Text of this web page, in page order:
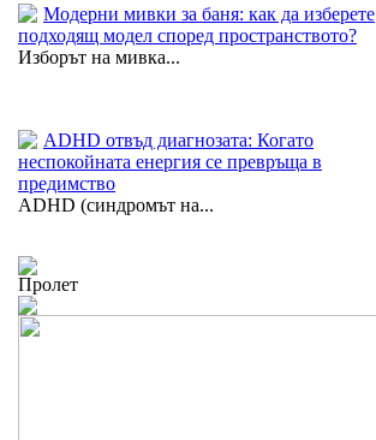
Модерни мивки за баня: как да изберете
подходящ модел според пространството?
Изборът на мивка...
ADHD отвъд диагнозата: Когато
неспокойната енергия се превръща в
предимство
ADHD (синдромът на...
Пролет